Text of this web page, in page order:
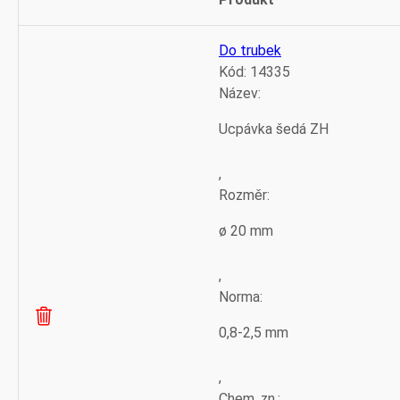
položkuimage
Do trubek
Kód: 14335
Název:
Ucpávka šedá ZH
,
Rozměr:
ø 20 mm
,
Norma:
0,8-2,5 mm
,